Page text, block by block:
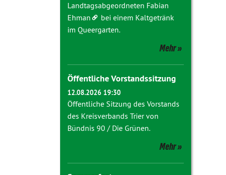
Landtagsabgeordneten Fabian
Ehman
bei einem Kaltgetränk
im Queergarten.
Mehr
Öffentliche Vorstandssitzung
12.08.2026 19:30
Öffentliche Sitzung des Vorstands
des Kreisverbands Trier von
Bündnis 90 / Die Grünen.
Mehr